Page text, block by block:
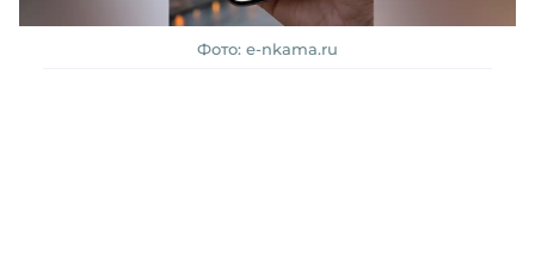
Фото: e-nkama.ru